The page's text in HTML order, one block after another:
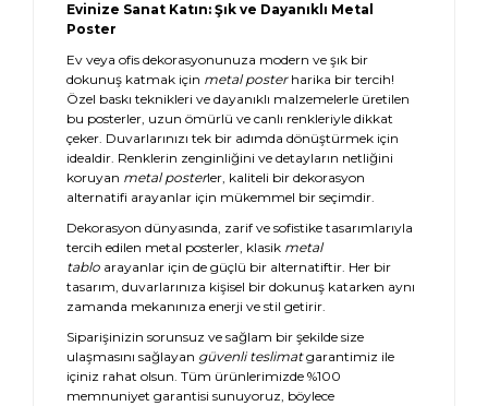
Evinize Sanat Katın: Şık ve Dayanıklı Metal
Poster
Ev veya ofis dekorasyonunuza modern ve şık bir
dokunuş katmak için metal posterharika bir tercih!
Özel baskı teknikleri ve dayanıklı malzemelerle üretilen
bu posterler, uzun ömürlü ve canlı renkleriyle dikkat
çeker. Duvarlarınızı tek bir adımda dönüştürmek için
idealdir. Renklerin zenginliğini ve detayların netliğini
koruyan metal posterler, kaliteli bir dekorasyon
alternatifi arayanlar için mükemmel bir seçimdir.
Dekorasyon dünyasında, zarif ve sofistike tasarımlarıyla
tercih edilen metal posterler, klasik metal
tablo arayanlar için de güçlü bir alternatiftir. Her bir
tasarım, duvarlarınıza kişisel bir dokunuş katarken aynı
zamanda mekanınıza enerji ve stil getirir.
Siparişinizin sorunsuz ve sağlam bir şekilde size
ulaşmasını sağlayan güvenli teslimatgarantimiz ile
içiniz rahat olsun. Tüm ürünlerimizde %100
memnuniyet garantisi sunuyoruz, böylece